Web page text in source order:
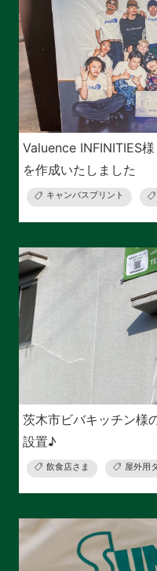
Valuence INFINITIES様
を作成いたしました
キャンバスプリント
茨木市ビバキッチン様
設置♪
飲食店さま 屋外用